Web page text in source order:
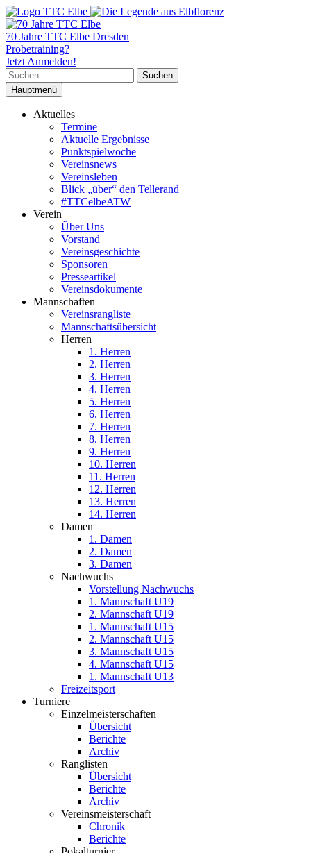
70 Jahre TTC Elbe Dresden
Probetraining?
Jetzt Anmelden!
Suchen
nach:
Hauptmenü
Aktuelles
Termine
Aktuelle Ergebnisse
Punktspielwoche
Vereinsnews
Vereinsleben
Blick „über“ den Tellerand
#TTCelbeATW
Verein
Über Uns
Vorstand
Vereinsgeschichte
Sponsoren
Presseartikel
Vereinsdokumente
Mannschaften
Vereinsrangliste
Mannschaftsübersicht
Herren
1. Herren
2. Herren
3. Herren
4. Herren
5. Herren
6. Herren
7. Herren
8. Herren
9. Herren
10. Herren
11. Herren
12. Herren
13. Herren
14. Herren
Damen
1. Damen
2. Damen
3. Damen
Nachwuchs
Vorstellung Nachwuchs
1. Mannschaft U19
2. Mannschaft U19
1. Mannschaft U15
2. Mannschaft U15
3. Mannschaft U15
4. Mannschaft U15
1. Mannschaft U13
Freizeitsport
Turniere
Einzelmeisterschaften
Übersicht
Berichte
Archiv
Ranglisten
Übersicht
Berichte
Archiv
Vereinsmeisterschaft
Chronik
Berichte